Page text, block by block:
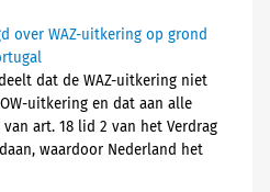
over WAZ-uitkering op grond
dat de WAZ-uitkering niet
uitkering en dat aan alle
art. 18 lid 2 van het Verdrag
waardoor Nederland het